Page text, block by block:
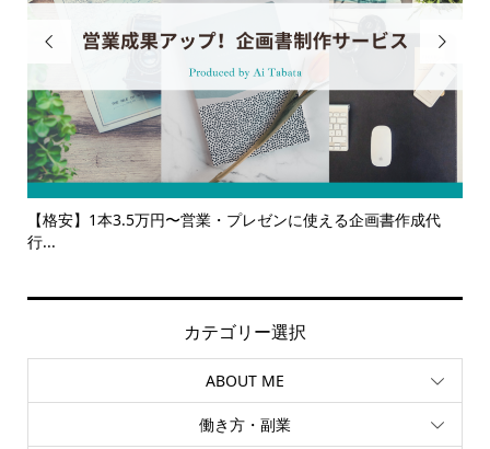

書作成代
【サービス一覧】広報・企画・デザインの単発依頼か

カテゴリー選択
ABOUT ME
働き方・副業